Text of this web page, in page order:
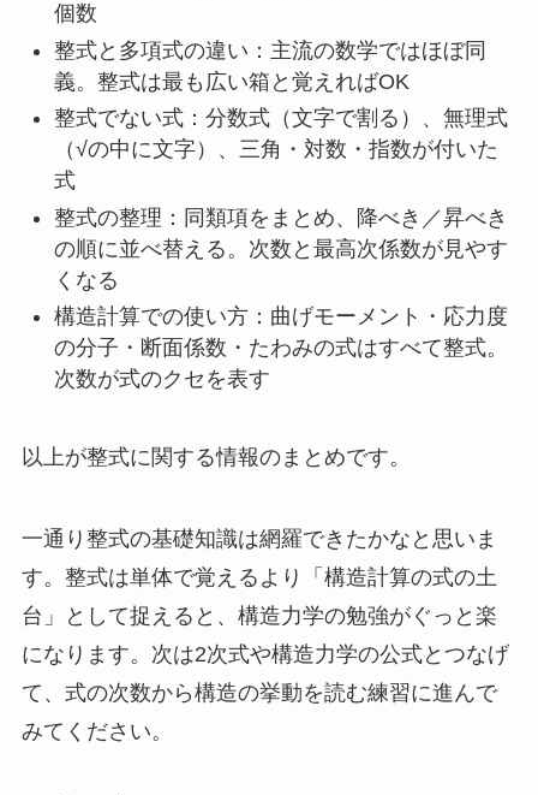
個数
整式と多項式の違い：主流の数学ではほぼ同
義。整式は最も広い箱と覚えればOK
整式でない式：分数式（文字で割る）、無理式
（√の中に文字）、三角・対数・指数が付いた
式
整式の整理：同類項をまとめ、降べき／昇べき
の順に並べ替える。次数と最高次係数が見やす
くなる
構造計算での使い方：曲げモーメント・応力度
の分子・断面係数・たわみの式はすべて整式。
次数が式のクセを表す
以上が整式に関する情報のまとめです。
一通り整式の基礎知識は網羅できたかなと思いま
す。整式は単体で覚えるより「構造計算の式の土
台」として捉えると、構造力学の勉強がぐっと楽
になります。次は2次式や構造力学の公式とつなげ
て、式の次数から構造の挙動を読む練習に進んで
みてください。